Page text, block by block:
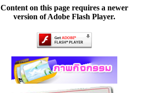
Content on this page requires a newer
version of Adobe Flash Player.